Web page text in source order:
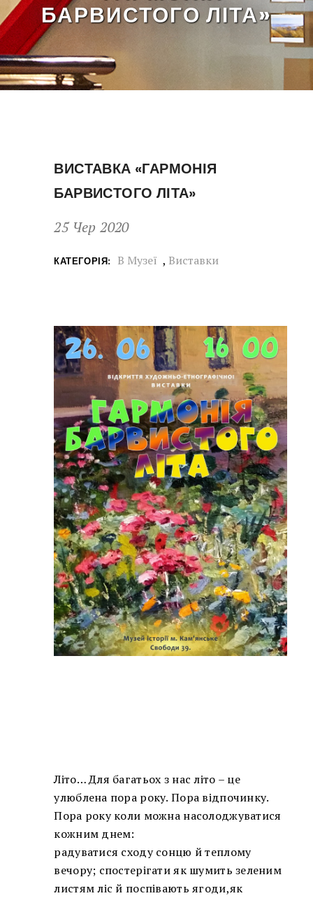
БАРВИСТОГО ЛІТА»
ВИСТАВКА «ГАРМОНІЯ
БАРВИСТОГО ЛІТА»
25 Чер 2020
КАТЕГОРІЯ: В Музеї , Виставки
Літо… Для багатьох з нас літо – це
улюблена пора року. Пора відпочинку.
Пора року коли можна насолоджуватися
кожним днем:
радуватися сходу сонцю й теплому
вечору; спостерігати як шумить зеленим
листям ліс й поспівають ягоди,як